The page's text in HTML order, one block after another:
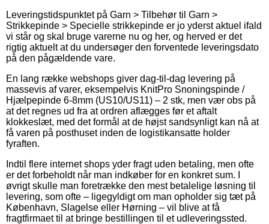
Leveringstidspunktet på Garn > Tilbehør til Garn >
Strikkepinde > Specielle strikkepinde er jo yderst aktuel ifald
vi står og skal bruge varerne nu og her, og herved er det
rigtig aktuelt at du undersøger den forventede leveringsdato
på den pågældende vare.
En lang række webshops giver dag-til-dag levering på
massevis af varer, eksempelvis KnitPro Snoningspinde /
Hjælpepinde 6-8mm (US10/US11) – 2 stk, men vær obs på
at det regnes ud fra at ordren aflægges før et aftalt
klokkeslæt, med det formål at de højst sandsynligt kan nå at
få varen på posthuset inden de logistikansatte holder
fyraften.
Indtil flere internet shops yder fragt uden betaling, men ofte
er det forbeholdt når man indkøber for en konkret sum. I
øvrigt skulle man foretrække den mest betalelige løsning til
levering, som ofte – ligegyldigt om man opholder sig tæt på
København, Slagelse eller Hørning – vil blive at få
fragtfirmaet til at bringe bestillingen til et udleveringssted.